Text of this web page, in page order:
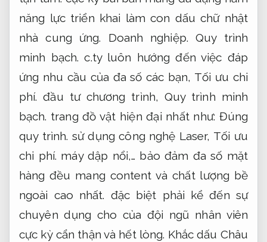
năng lực triển khai làm con dấu chữ nhật
nhà cung ứng. Doanh nghiệp. Quy trình
minh bạch. c.ty luôn hướng đến việc đáp
ứng nhu cầu của đa số các bạn, Tối ưu chi
phí. đầu tư chương trình, Quy trình minh
bạch. trang đồ vật hiện đại nhất như: Đúng
quy trình. sử dụng công nghệ Laser, Tối ưu
chi phí. máy dập nổi,… bảo đảm đa số mặt
hàng đều mang content và chất lượng bề
ngoài cao nhất. đặc biệt phải kể đến sự
chuyên dụng cho của đội ngũ nhân viên
cực kỳ cẩn thận và hết lòng. Khắc dấu Châu